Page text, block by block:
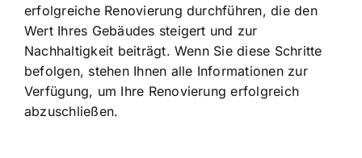
erfolgreiche Renovierung durchführen, die den
Wert Ihres Gebäudes steigert und zur
Nachhaltigkeit beiträgt. Wenn Sie diese Schritte
befolgen, stehen Ihnen alle Informationen zur
Verfügung, um Ihre Renovierung erfolgreich
abzuschließen.